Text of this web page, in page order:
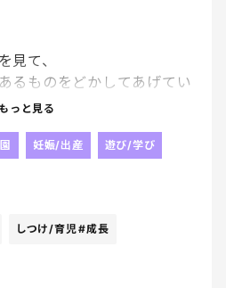
見て、
るものをどかしてあげてい
ぎれ中🥺♡
たけど
なあああ🥺
もっと見る
妊娠/出産 遊び/学び
しつけ/育児#成長